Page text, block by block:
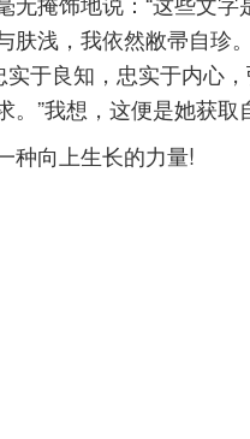
浅，我依然敝帚自珍
于良知，忠实于内心
”我想，这便是她获取
向上生长的力量!